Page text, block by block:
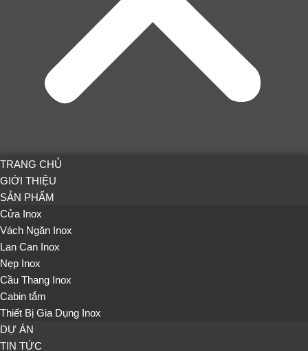
TRANG CHỦ
GIỚI THIỆU
SẢN PHẨM
Cửa Inox
Vách Ngăn Inox
Lan Can Inox
Nẹp Inox
Cầu Thang Inox
Cabin tắm
Thiết Bị Gia Dụng Inox
DỰ ÁN
TIN TỨC